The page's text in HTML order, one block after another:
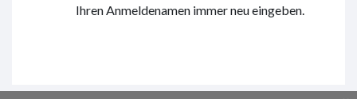
Ihren Anmeldenamen immer neu eingeben.